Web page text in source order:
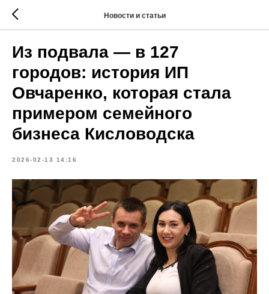
Новости и статьи
Из подвала — в 127
городов: история ИП
Овчаренко, которая стала
примером семейного
бизнеса Кисловодска
2026-02-13 14:16